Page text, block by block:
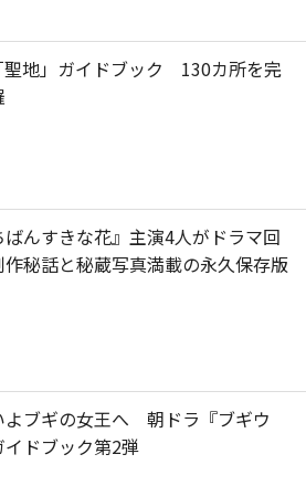
聖地」ガイドブック 130カ所を完
ばんすきな花』主演4人がドラマ回
秘話と秘蔵写真満載の永久保存版
よブギの女王へ 朝ドラ『ブギウ
イドブック第2弾